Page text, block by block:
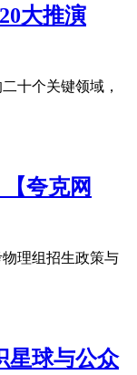
大推演
十个关键领域，
夸克网
理组招生政策与
星球与公众